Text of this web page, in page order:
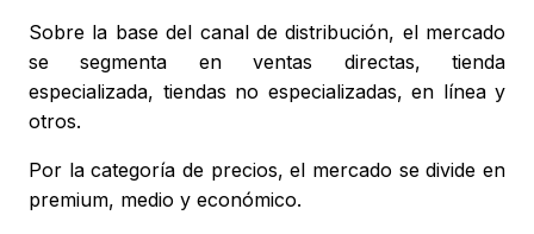
Sobre la base del canal de distribución, el mercado
se segmenta en ventas directas, tienda
especializada, tiendas no especializadas, en línea y
otros.
Por la categoría de precios, el mercado se divide en
premium, medio y económico.